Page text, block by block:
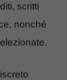
scritti
nonché